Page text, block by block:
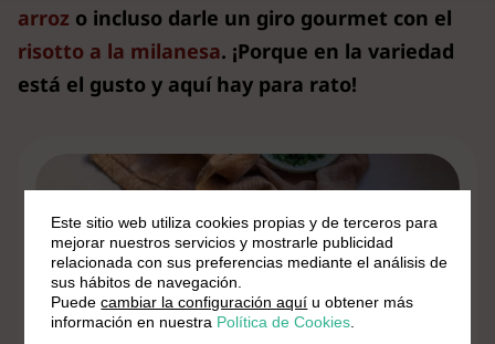
arroz o incluso darle un giro gourmet con el
risotto a la milanesa. ¡Porque en la variedad
está el gusto y aquí hay para rato!
Este sitio web utiliza cookies propias y de terceros para
mejorar nuestros servicios y mostrarle publicidad
relacionada con sus preferencias mediante el análisis de
sus hábitos de navegación.
Puedecambiar la configuración aquí u obtener más
información en nuestra Política de Cookies